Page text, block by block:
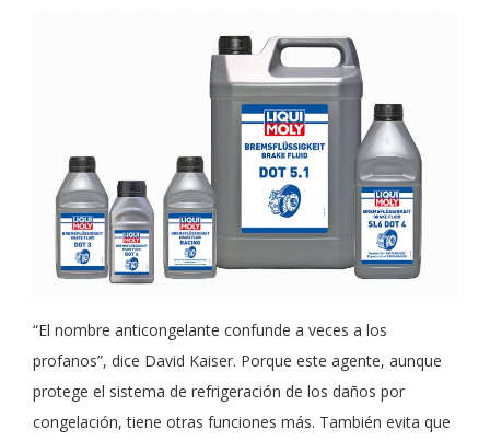
“El nombre anticongelante confunde a veces a los
profanos”, dice David Kaiser. Porque este agente, aunque
protege el sistema de refrigeración de los daños por
congelación, tiene otras funciones más. También evita que